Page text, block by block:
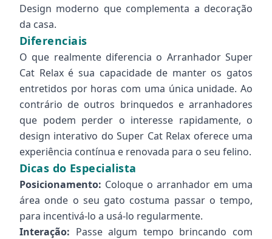
Design moderno que complementa a decoração
da casa.
Diferenciais
O que realmente diferencia o Arranhador Super
Cat Relax é sua capacidade de manter os gatos
entretidos por horas com uma única unidade. Ao
contrário de outros brinquedos e arranhadores
que podem perder o interesse rapidamente, o
design interativo do Super Cat Relax oferece uma
experiência contínua e renovada para o seu felino.
Dicas do Especialista
Posicionamento: Coloque o arranhador em uma
área onde o seu gato costuma passar o tempo,
para incentivá-lo a usá-lo regularmente.
Interação: Passe algum tempo brincando com